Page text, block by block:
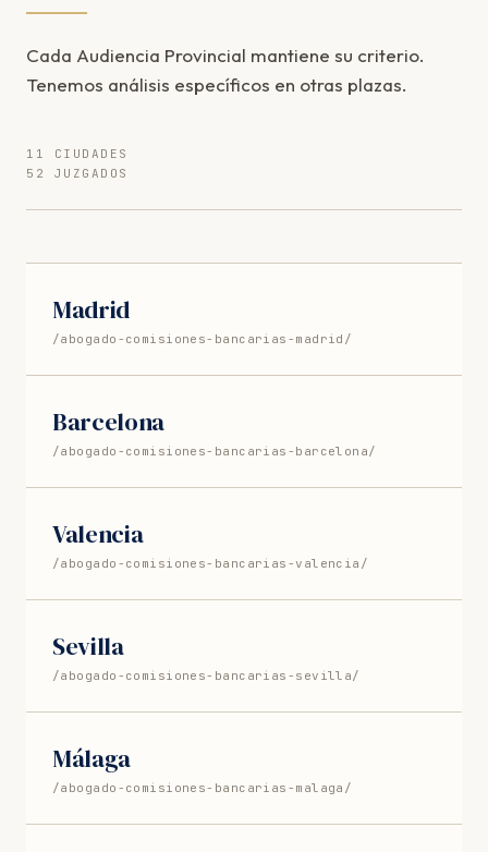
Cada Audiencia Provincial mantiene su criterio.
Tenemos análisis específicos en otras plazas.
11 CIUDADES
52 JUZGADOS
Madrid
/abogado-comisiones-bancarias-madrid/
Barcelona
/abogado-comisiones-bancarias-barcelona/
Valencia
/abogado-comisiones-bancarias-valencia/
Sevilla
/abogado-comisiones-bancarias-sevilla/
Málaga
/abogado-comisiones-bancarias-malaga/